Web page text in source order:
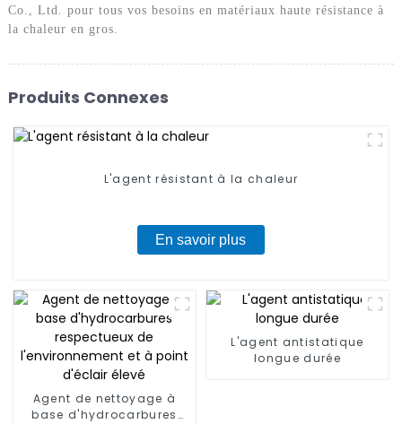
Co., Ltd. pour tous vos besoins en matériaux haute résistance à
la chaleur en gros.
Produits Connexes
L'agent résistant à la chaleur
En savoir plus
Agent de nettoyage à
base d'hydrocarbures
L'agent antistatique
longue durée